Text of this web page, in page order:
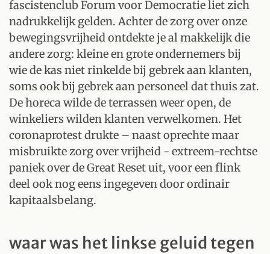
fascistenclub Forum voor Democratie liet zich
nadrukkelijk gelden. Achter de zorg over onze
bewegingsvrijheid ontdekte je al makkelijk die
andere zorg: kleine en grote ondernemers bij
wie de kas niet rinkelde bij gebrek aan klanten,
soms ook bij gebrek aan personeel dat thuis zat.
De horeca wilde de terrassen weer open, de
winkeliers wilden klanten verwelkomen. Het
coronaprotest drukte – naast oprechte maar
misbruikte zorg over vrijheid - extreem-rechtse
paniek over de Great Reset uit, voor een flink
deel ook nog eens ingegeven door ordinair
kapitaalsbelang.
waar was het linkse geluid tegen